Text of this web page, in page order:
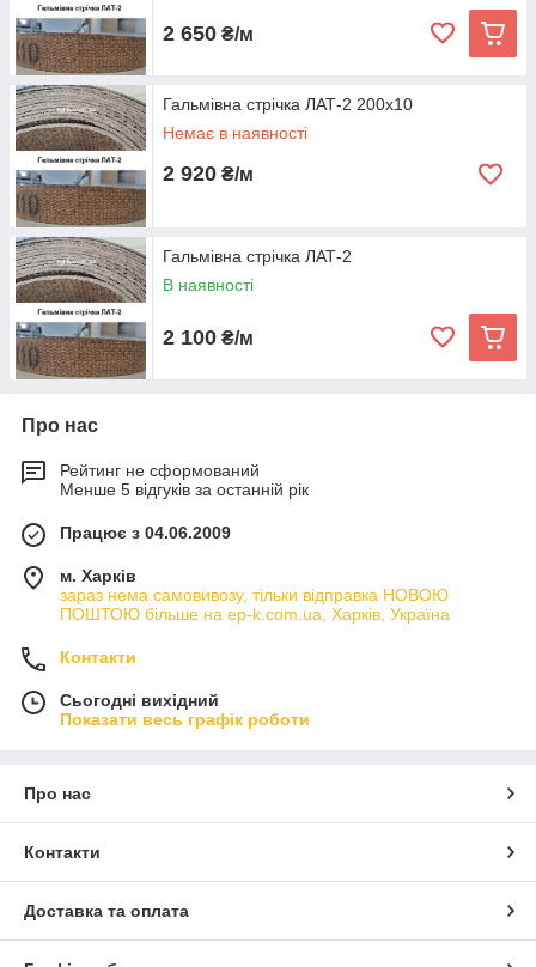
2 650 ₴/м
Гальмівна стрічка ЛАТ-2 200х10
Немає в наявності
2 920 ₴/м
Гальмівна стрічка ЛАТ-2
В наявності
2 100 ₴/м
Про нас
Рейтинг не сформований
Менше 5 відгуків за останній рік
Працює з 04.06.2009
м. Харків
зараз нема самовивозу, тільки відправка НОВОЮ
ПОШТОЮ більше на ep-k.com.ua, Харків, Україна
Контакти
Сьогодні вихідний
Показати весь графік роботи
Про нас
Контакти
Доставка та оплата